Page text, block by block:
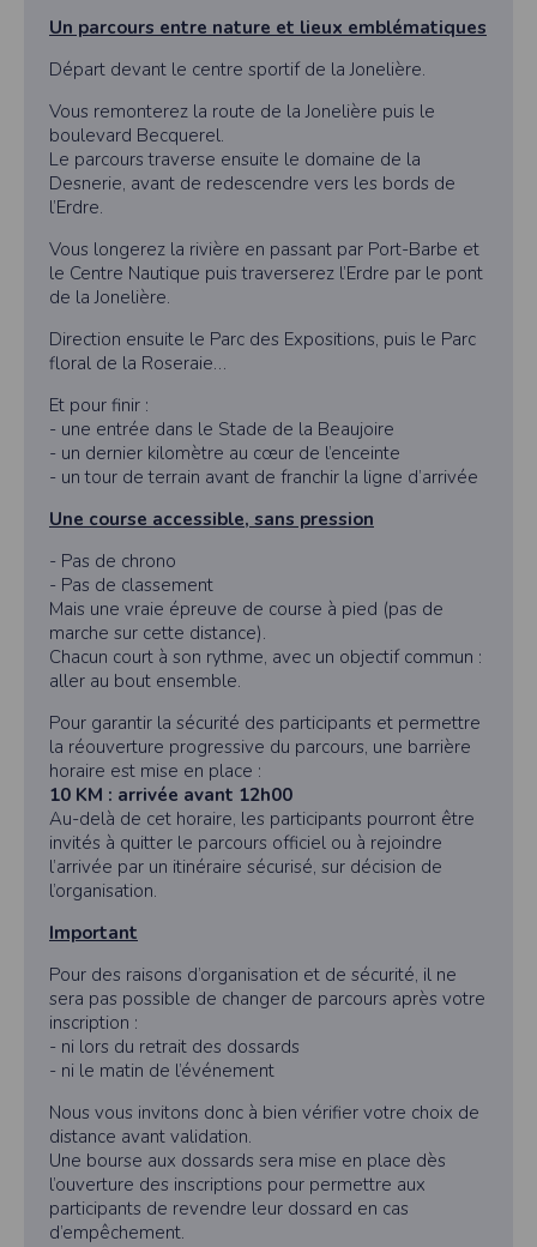
Un parcours entre nature et lieux emblématiques
Départ devant le centre sportif de la Jonelière.
Vous remonterez la route de la Jonelière puis le
boulevard Becquerel.
Le parcours traverse ensuite le domaine de la
Desnerie, avant de redescendre vers les bords de
l’Erdre.
Vous longerez la rivière en passant par Port-Barbe et
le Centre Nautique puis traverserez l’Erdre par le pont
de la Jonelière.
Direction ensuite le Parc des Expositions, puis le Parc
floral de la Roseraie…
Et pour finir :
- une entrée dans le Stade de la Beaujoire
- un dernier kilomètre au cœur de l’enceinte
- un tour de terrain avant de franchir la ligne d’arrivée
Une course accessible, sans pression
- Pas de chrono
- Pas de classement
Mais une vraie épreuve de course à pied (pas de
marche sur cette distance).
Chacun court à son rythme, avec un objectif commun :
aller au bout ensemble.
Pour garantir la sécurité des participants et permettre
la réouverture progressive du parcours, une barrière
horaire est mise en place :
10 KM : arrivée avant 12h00
Au-delà de cet horaire, les participants pourront être
invités à quitter le parcours officiel ou à rejoindre
l’arrivée par un itinéraire sécurisé, sur décision de
l’organisation.
Important
Pour des raisons d’organisation et de sécurité, il ne
sera pas possible de changer de parcours après votre
inscription :
- ni lors du retrait des dossards
- ni le matin de l’événement
Nous vous invitons donc à bien vérifier votre choix de
distance avant validation.
Une bourse aux dossards sera mise en place dès
l’ouverture des inscriptions pour permettre aux
participants de revendre leur dossard en cas
d’empêchement.
Traduction in English :
photo to the gallery. We collect information from the photos you share. This app
does not require information from your contacts.
Payment information
No payment is made within the app, so no information about your credit or
debit cards will be collected.